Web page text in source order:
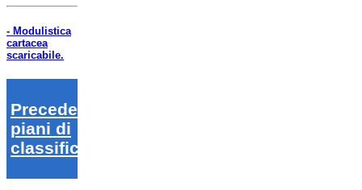
- Modulistica
cartacea
scaricabile.
Precedenti
piani di
classifica